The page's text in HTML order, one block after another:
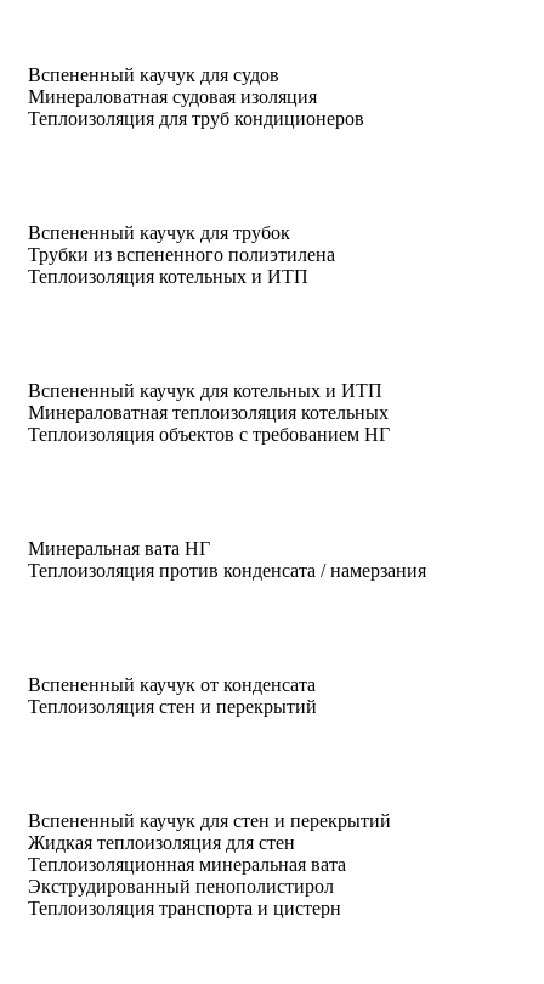
Вспененный каучук для судов
Минераловатная судовая изоляция
Теплоизоляция для труб кондиционеров
Вспененный каучук для трубок
Трубки из вспененного полиэтилена
Теплоизоляция котельных и ИТП
Вспененный каучук для котельных и ИТП
Минераловатная теплоизоляция котельных
Теплоизоляция объектов с требованием НГ
Минеральная вата НГ
Теплоизоляция против конденсата / намерзания
Вспененный каучук от конденсата
Теплоизоляция стен и перекрытий
Вспененный каучук для стен и перекрытий
Жидкая теплоизоляция для стен
Теплоизоляционная минеральная вата
Экструдированный пенополистирол
Теплоизоляция транспорта и цистерн